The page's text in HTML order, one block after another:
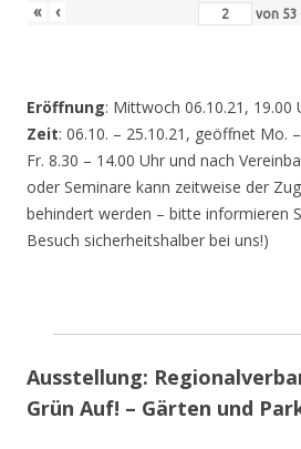
« ‹ von 53
Eröffnung: Mittwoch 06.10.21, 19.00
Zeit: 06.10. – 25.10.21, geöffnet Mo.
Fr. 8.30 – 14.00 Uhr und nach
oder Seminare kann zeitweise der
behindert werden – bitte informieren
Besuch sicherheitshalber bei uns!)
Ausstellung:
Grün Auf! – Gärten und